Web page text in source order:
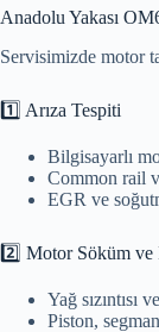
Anadolu Yakası
Servisimizde motor
1️⃣ Arıza Tespiti
Bilgisayarlı
Common rail
EGR ve
2️⃣ Motor Söküm ve
Yağ sızıntısı
Piston,